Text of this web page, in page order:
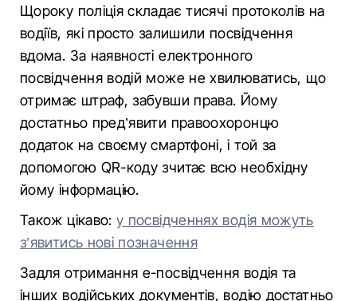
Щороку поліція складає тисячі протоколів на
водіїв, які просто залишили посвідчення
вдома. За наявності електронного
посвідчення водій може не хвилюватись, що
отримає штраф, забувши права. Йому
достатньо пред’явити правоохоронцю
додаток на своєму смартфоні, і той за
допомогою QR-коду зчитає всю необхідну
йому інформацію.
Також цікаво:у посвідченнях водія можуть
з’явитись нові позначення
Задля отримання е-посвідчення водія та
інших водійських документів, водію достатньо